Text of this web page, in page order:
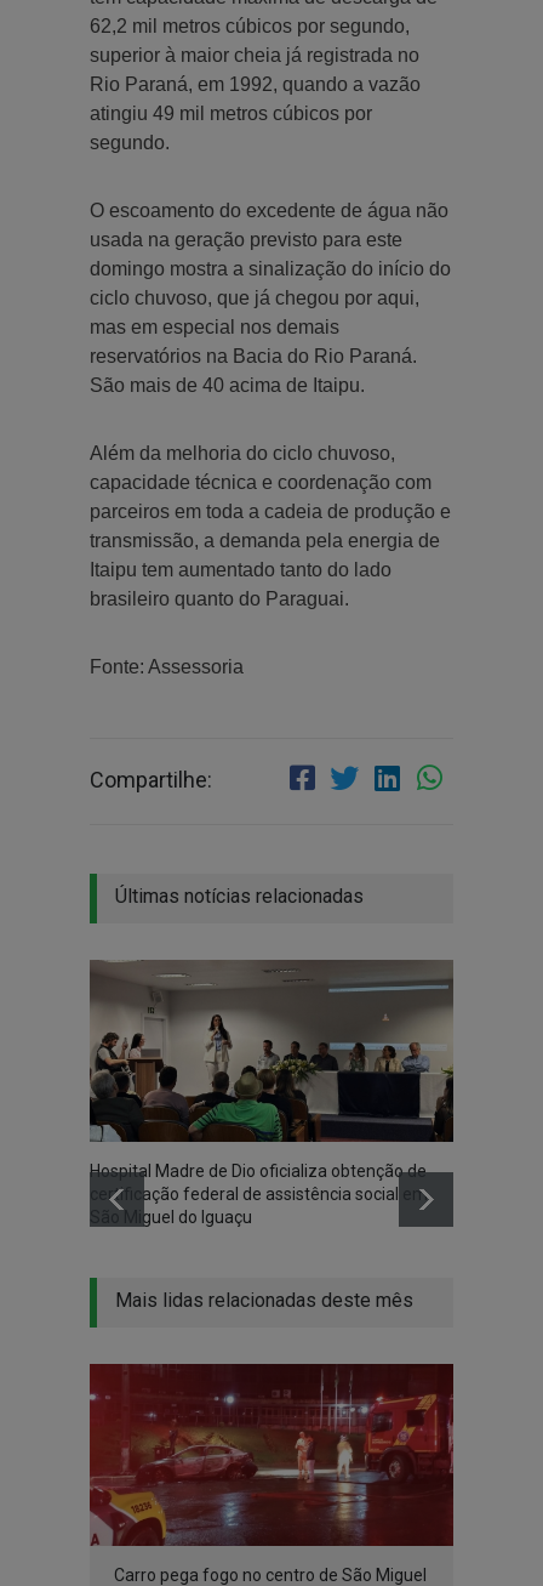
62,2 mil metros cúbicos por segundo,
superior à maior cheia já registrada no
Rio Paraná, em 1992, quando a vazão
atingiu 49 mil metros cúbicos por
segundo.
O escoamento do excedente de água não
usada na geração previsto para este
domingo mostra a sinalização do início do
ciclo chuvoso, que já chegou por aqui,
mas em especial nos demais
reservatórios na Bacia do Rio Paraná.
São mais de 40 acima de Itaipu.
Além da melhoria do ciclo chuvoso,
capacidade técnica e coordenação com
parceiros em toda a cadeia de produção e
transmissão, a demanda pela energia de
Itaipu tem aumentado tanto do lado
brasileiro quanto do Paraguai.
Fonte: Assessoria
Compartilhe:
Últimas notícias relacionadas
Hospital Madre de Dio oficializa obtenção de
certificação federal de assistência social em
São Miguel do Iguaçu
Mais lidas relacionadas deste mês
Carro pega fogo no centro de São Miguel